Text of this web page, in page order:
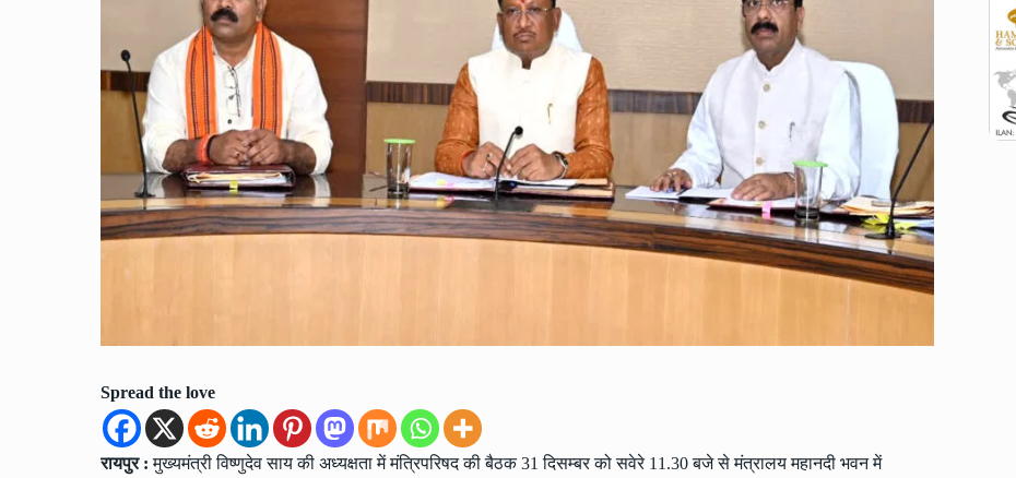
Spread the love
रायपुर :मुख्यमंत्री विष्णुदेव साय की अध्यक्षता में मंत्रिपरिषद की बैठक 31 दिसम्बर को सवेरे 11.30 बजे से मंत्रालय महानदी भवन में